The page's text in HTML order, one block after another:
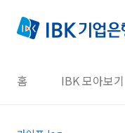
홈 IBK 모아보기